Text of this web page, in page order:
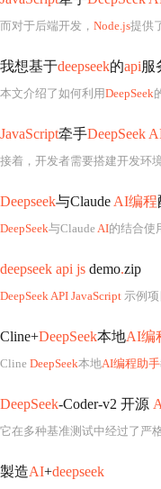
而对于后端开发， Node.js提供
我想基于deepseek的api服
本文介绍了如何利用DeepSeek
JavaScript牵手DeepSeek
接着，开发者需要搭建开发环
Deepseek与Claude AI编程
DeepSeek与Claude AI的结合使
deepseek api js demo.zip
DeepSeek API JavaScript 示例项
Cline+DeepSeek本地AI编
Cline DeepSeek本地AI编程助手
DeepSeek-Coder-v2 开源
它在多种基准测试中经过了严
製造AI+deepseek